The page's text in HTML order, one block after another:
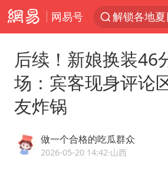
网易号
解锁各地
浙江台州
后续！新娘换装46
场：宾客现身评论
友炸锅
做一个合格的吃瓜群众
2026-05-20 14:42·山西